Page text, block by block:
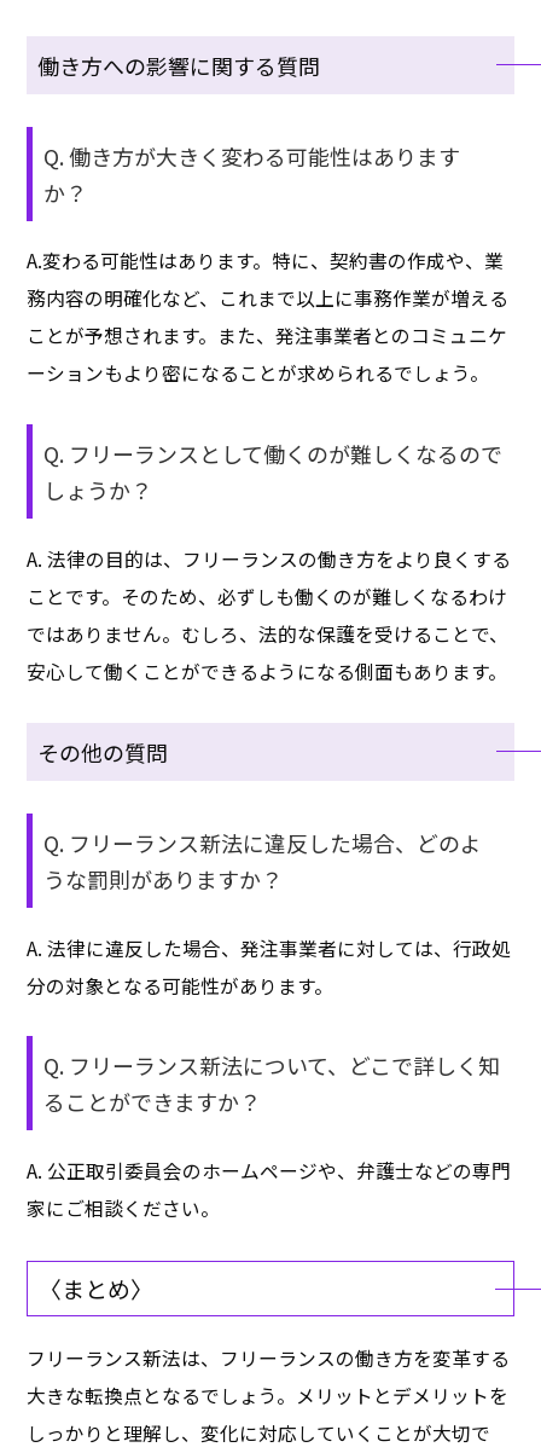
働き方への影響に関する質問
Q. 働き方が大きく変わる可能性はあります
か？
A.変わる可能性はあります。特に、契約書の作成や、業
務内容の明確化など、これまで以上に事務作業が増える
ことが予想されます。また、発注事業者とのコミュニケ
ーションもより密になることが求められるでしょう。
Q. フリーランスとして働くのが難しくなるので
しょうか？
A. 法律の目的は、フリーランスの働き方をより良くする
ことです。そのため、必ずしも働くのが難しくなるわけ
ではありません。むしろ、法的な保護を受けることで、
安心して働くことができるようになる側面もあります。
その他の質問
Q. フリーランス新法に違反した場合、どのよ
うな罰則がありますか？
A. 法律に違反した場合、発注事業者に対しては、行政処
分の対象となる可能性があります。
Q. フリーランス新法について、どこで詳しく知
ることができますか？
A. 公正取引委員会のホームページや、弁護士などの専門
家にご相談ください。
〈まとめ〉
フリーランス新法は、フリーランスの働き方を変革する
大きな転換点となるでしょう。メリットとデメリットを
しっかりと理解し、変化に対応していくことが大切で